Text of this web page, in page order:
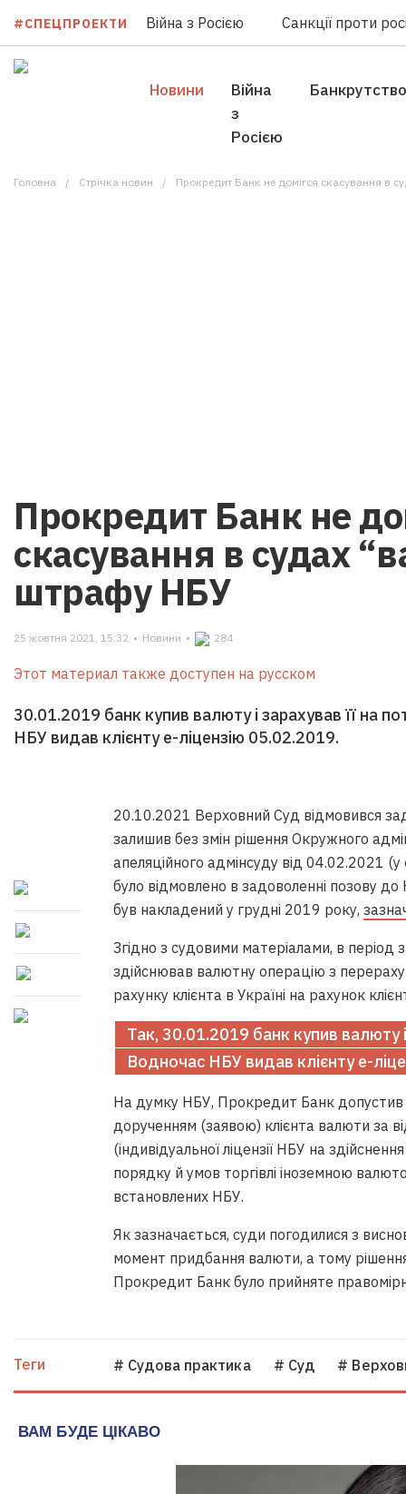
#СПЕЦПРОЕКТИ Війна з Росією Санкції проти
Новини
Війна
з
Росією
Банкрутство
Головна Стрічка новин Прокредит Банк не домігся скасування в
Прокредит Банк не
скасування в судах
штрафу НБУ
25 жовтня 2021, 15:32 • Новини • 284
Этот материал также доступен на русском
30.01.2019 банк купив валюту і зарахував її на
НБУ видав клієнту е-ліцензію 05.02.2019.
20.10.2021 Верховний Суд відмовився
залишив без змін рішення Окружного
апеляційного адмінсуду від 04.02.2021 (у
було відмовлено в задоволенні позову
був накладений у грудні 2019 року,
Згідно з судовими матеріалами, в
здійснював валютну операцію з
рахунку клієнта в Україні на рахунок
Так, 30.01.2019 банк купив валюту
Водночас НБУ видав клієнту е-
На думку НБУ, Прокредит Банк допустив
дорученням (заявою) клієнта валюти за
(індивідуальної ліцензії НБУ на
порядку й умов торгівлі іноземною
встановлених НБУ.
Як зазначається, суди погодилися з
момент придбання валюти, а тому
Прокредит Банк було прийняте
Теги # Судова практика # Суд #